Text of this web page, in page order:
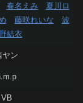
春名えみ
夏川ロ
藤咲れいな
波
結衣
ヤン
VB